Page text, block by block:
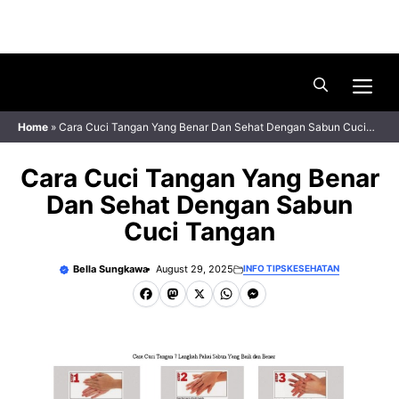
content
Home » Cara Cuci Tangan Yang Benar Dan Sehat Dengan Sabun Cuci
Cara Cuci Tangan Yang Benar
Dan Sehat Dengan Sabun
Cuci Tangan
Bella Sungkawa August 29, 2025 INFO TIPSKESEHATAN
F
c
M
s
X W
a
t
M
s